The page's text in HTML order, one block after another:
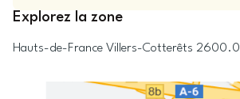
Explorez la zone
Hauts-de-France Villers-Cotterêts 2600.0